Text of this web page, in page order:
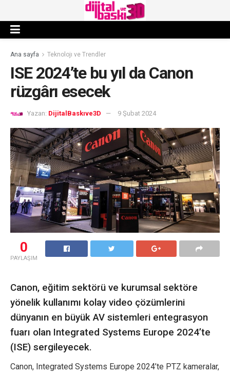
Ana sayfa Teknolojı ve Trendler
ISE 2024’te bu yıl da Canon
rüzgârı esecek
Yazan: DijitalBaskıve3D 9 Şubat 2024
0
PAYLAŞIM
Canon, eğitim sektörü ve kurumsal sektöre
yönelik kullanımı kolay video çözümlerini
dünyanın en büyük AV sistemleri entegrasyon
fuarı olan Integrated Systems Europe 2024’te
(ISE) sergileyecek.
Canon, Integrated Systems Europe 2024’te PTZ kameralar,